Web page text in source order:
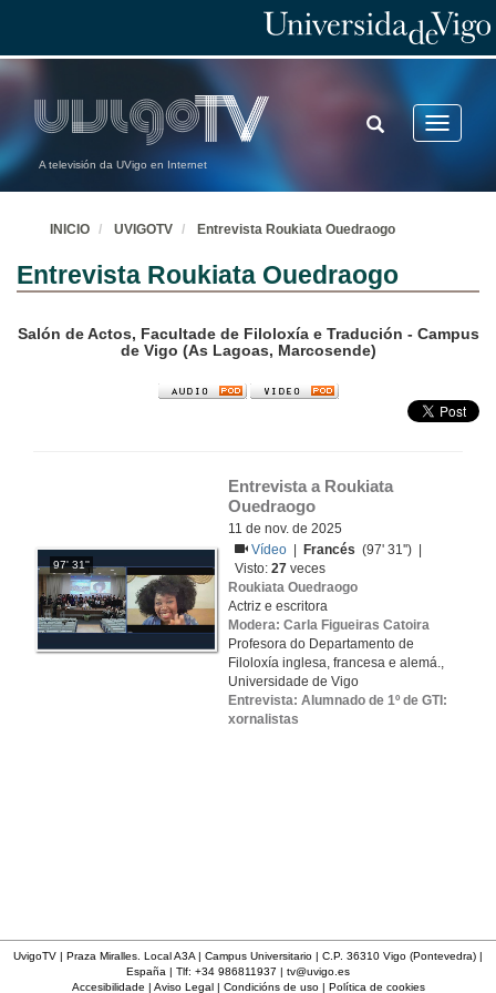
A televisión da UVigo en Internet
Toggle
TOGGLE
SEARCH
INICIO UVIGOTV Entrevista Roukiata Ouedraogo
Entrevista Roukiata Ouedraogo
Salón de Actos, Facultade de Filoloxía e Tradución - Campus
de Vigo (As Lagoas, Marcosende)
97' 31''
Entrevista a Roukiata
Ouedraogo
11 de nov. de 2025
Vídeo
Francés (97' 31'') |
Visto:27 veces
Roukiata Ouedraogo
Actriz e escritora
Modera: Carla Figueiras Catoira
Profesora do Departamento de
Filoloxía inglesa, francesa e alemá.,
Universidade de Vigo
Entrevista: Alumnado de 1º de GTI:
xornalistas
UvigoTV | Praza Miralles. Local A3A | Campus Universitario | C.P. 36310 Vigo (Pontevedra) |
España | Tlf: +34 986811937 | tv@uvigo.es
Accesibilidade | Aviso Legal| Condicións de uso| Política de cookies